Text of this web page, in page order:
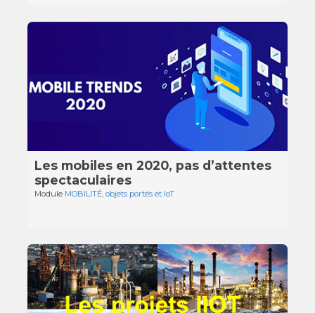
Les mobiles en 2020, pas d’attentes
spectaculaires
Module MOBILITÉ, objets portés et IoT